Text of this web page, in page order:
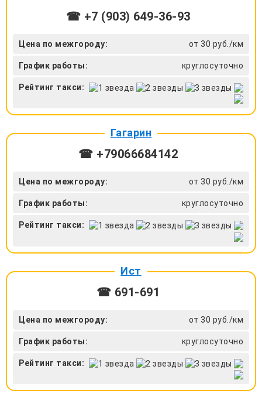
☎ +7 (903) 649-36-93
Цена по межгороду: от 30 руб./км
График работы: круглосуточно
Рейтинг такси:
Гагарин
☎ +79066684142
Цена по межгороду: от 30 руб./км
График работы: круглосуточно
Рейтинг такси:
Ист
☎ 691-691
Цена по межгороду: от 30 руб./км
График работы: круглосуточно
Рейтинг такси: